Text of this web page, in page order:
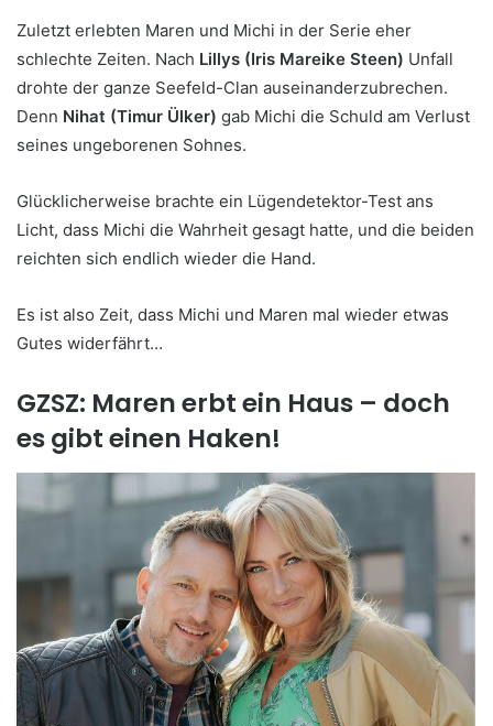
Zuletzt erlebten Maren und Michi in der Serie eher
schlechte Zeiten. Nach Lillys (Iris Mareike Steen) Unfall
drohte der ganze Seefeld-Clan auseinanderzubrechen.
Denn Nihat (Timur Ülker) gab Michi die Schuld am Verlust
seines ungeborenen Sohnes.
Glücklicherweise brachte ein Lügendetektor-Test ans
Licht, dass Michi die Wahrheit gesagt hatte, und die beiden
reichten sich endlich wieder die Hand.
Es ist also Zeit, dass Michi und Maren mal wieder etwas
Gutes widerfährt…
GZSZ: Maren erbt ein Haus – doch
es gibt einen Haken!